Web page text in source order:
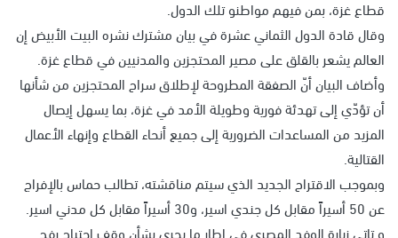
قطاع غزة، بمن فيهم مواطنو تلك الدول.
وقال قادة الدول الثماني عشرة في بيان مشترك نشره البيت الأبيض إن
العالم يشعر بالقلق على مصير المحتجزين والمدنيين في قطاع غزة.
وأضاف البيان أنّ الصفقة المطروحة لإطلاق سراح المحتجزين من شأنها
أن تؤدّي إلى تهدئة فورية وطويلة الأمد في غزة، بما يسهل إيصال
المزيد من المساعدات الضرورية إلى جميع أنحاء القطاع وإنهاء الأعمال
القتالية.
وبموجب الاقتراح الجديد الذي سيتم مناقشته، تطالب حماس بالإفراج
عن 50 أسيراً مقابل كل جندي اسير، و30 أسيراً مقابل كل مدني اسير.
و تاتي زيارة الوفد المصري في إطار ما يجري بشأن وقف اجتياح رفح